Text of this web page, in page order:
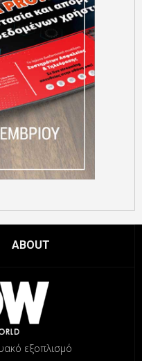
ABOUT
εξοπλισμό